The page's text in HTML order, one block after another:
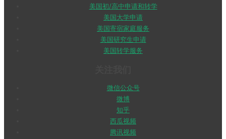
美国初/高中申请和转学
美国大学申请
美国寄宿家庭服务
美国研究生申请
美国转学服务
微信公众号
微博
知乎
西瓜视频
腾讯视频